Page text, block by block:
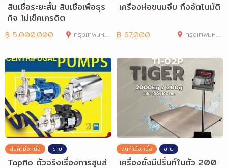
สินเชื่อระยะสั้น สินเชื่อเพื่อธุร
กิจ ไม่เช็คเครดิต
฿ 5,000,000 กรุงเทพมหานคร
เครื่องห่อขนมจีบ กึ่งอัตโนมัติ
฿ 67,000 กรุงเทพมหานคร
สินค้ามือหนึ่ง ขาย
Tapflo ตัวจริงเรื่องการสูบส่
สินค้ามือหนึ่ง ขาย
เครื่องชั่งมีปริ้นท์ในตัว 200